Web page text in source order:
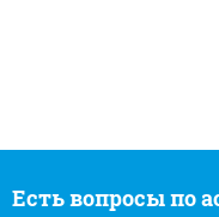
Есть вопросы по